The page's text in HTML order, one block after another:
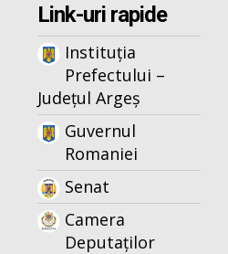
Link-uri rapide
Instituția
Prefectului –
Județul Argeș
Guvernul
Romaniei
Senat
Camera
Deputaților